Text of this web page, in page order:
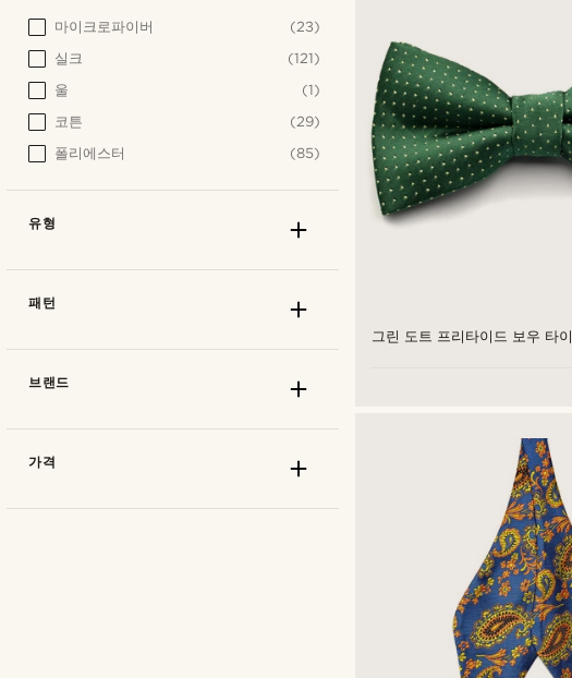
그린 도트 프리타이드 보우 타이
마이크로파이버
(23)
실크
(121)
울
(1)
코튼
(29)
폴리에스터
(85)
유형
패턴
브랜드
가격